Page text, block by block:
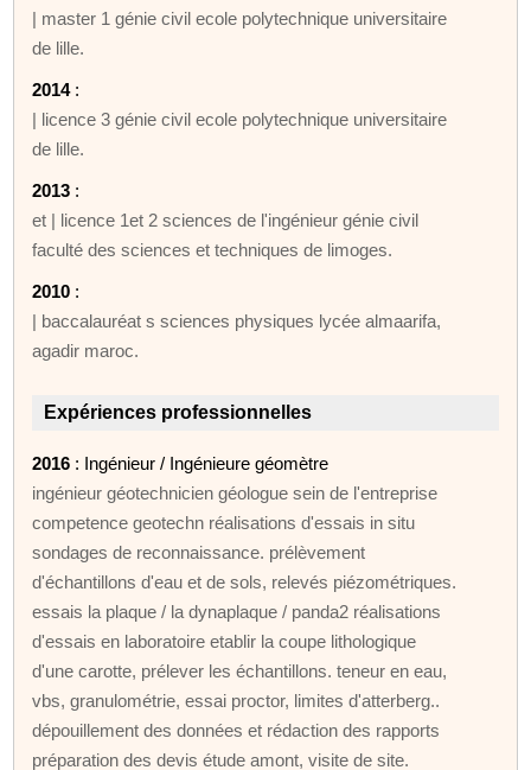
| master 1 génie civil ecole polytechnique universitaire
de lille.
2014:
| licence 3 génie civil ecole polytechnique universitaire
de lille.
2013 :
et | licence 1et 2 sciences de l'ingénieur génie civil
faculté des sciences et techniques de limoges.
2010 :
| baccalauréat s sciences physiques lycée almaarifa,
agadir maroc.
Expériences professionnelles
2016 : Ingénieur / Ingénieure géomètre
ingénieur géotechnicien géologue sein de l'entreprise
competence geotechn réalisations d'essais in situ
sondages de reconnaissance. prélèvement
d'échantillons d'eau et de sols, relevés piézométriques.
essais la plaque / la dynaplaque / panda2 réalisations
d'essais en laboratoire etablir la coupe lithologique
d'une carotte, prélever les échantillons. teneur en eau,
vbs, granulométrie, essai proctor, limites d'atterberg..
dépouillement des données et rédaction des rapports
préparation des devis étude amont, visite de site.